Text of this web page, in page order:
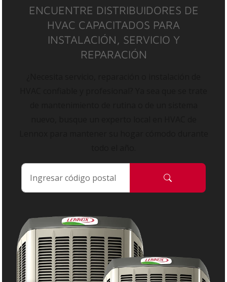
ENCUENTRE DISTRIBUIDORES DE
HVAC CAPACITADOS PARA
INSTALACIÓN, SERVICIO Y
REPARACIÓN